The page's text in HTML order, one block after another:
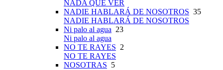
NADA QUE VER
NADIE HABLARÁ DE NOSOTROS 35
NADIE HABLARÁ DE NOSOTROS
Ni palo al agua 23
Ni palo al agua
NO TE RAYES 2
NO TE RAYES
NOSOTRAS 5